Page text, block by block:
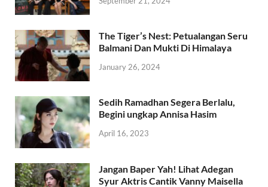
The Tiger’s Nest: Petualangan Seru
Balmani Dan Mukti Di Himalaya
January 26, 2024
Sedih Ramadhan Segera Berlalu,
Begini ungkap Annisa Hasim
April 16, 2023
Jangan Baper Yah! Lihat Adegan
Syur Aktris Cantik Vanny Maisella